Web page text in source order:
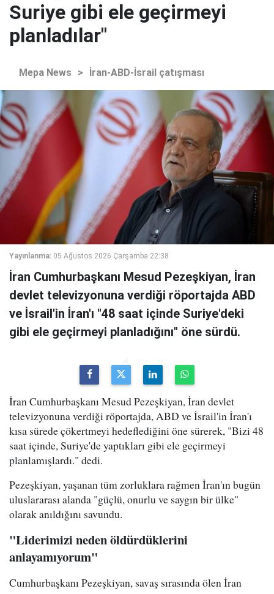
Suriye gibi ele geçirmeyi
planladılar"
Mepa News > İran-ABD-İsrail çatışması
Yayınlanma: 05 Ağustos 2026 Çarşamba 22:38
İran Cumhurbaşkanı Mesud Pezeşkiyan, İran
devlet televizyonuna verdiği röportajda ABD
ve İsrail'in İran'ı "48 saat içinde Suriye'deki
gibi ele geçirmeyi planladığını" öne sürdü.
İran Cumhurbaşkanı Mesud Pezeşkiyan, İran devlet
televizyonuna verdiği röportajda, ABD ve İsrail'in İran'ı
kısa sürede çökertmeyi hedeflediğini öne sürerek, "Bizi 48
saat içinde, Suriye'de yaptıkları gibi ele geçirmeyi
planlamışlardı." dedi.
Pezeşkiyan, yaşanan tüm zorluklara rağmen İran'ın bugün
uluslararası alanda "güçlü, onurlu ve saygın bir ülke"
olarak anıldığını savundu.
"Liderimizi neden öldürdüklerini
anlayamıyorum"
Cumhurbaşkanı Pezeşkiyan, savaş sırasında ölen İran